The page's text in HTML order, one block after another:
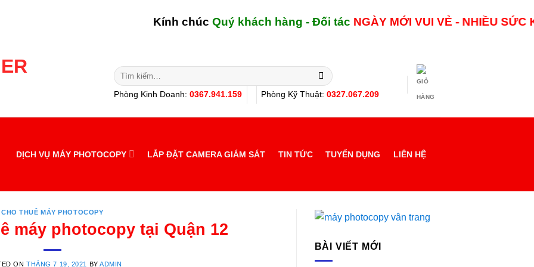
Kính chúcQuý khách hàng - Đối tácNGÀY MỚIVUI VẺ - NHIỀU SỨC KHỎE !
Tìm
kiếm:
Phòng Kinh Doanh: 0367.941.159 Phòng Kỹ Thuật: 0327.067.209
DỊCH VỤ MÁY PHOTOCOPY LẮP ĐẶT CAMERA GIÁM SÁT TIN TỨC TUYỂN DỤNG LIÊN HỆ
CHO THUÊ MÁY PHOTOCOPY
máy photocopy tại Quận 12
ONTHÁNG 7 19, 2021 BYADMIN
BÀI VIẾT MỚI